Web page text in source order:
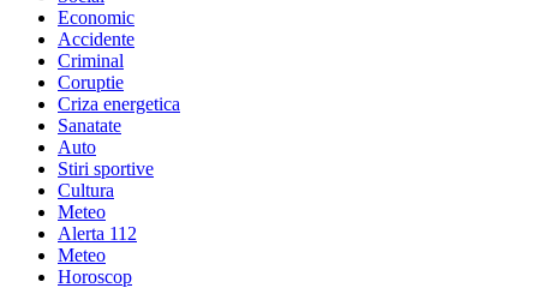
Economic
Accidente
Criminal
Coruptie
Criza energetica
Sanatate
Auto
Stiri sportive
Cultura
Meteo
Alerta 112
Meteo
Horoscop